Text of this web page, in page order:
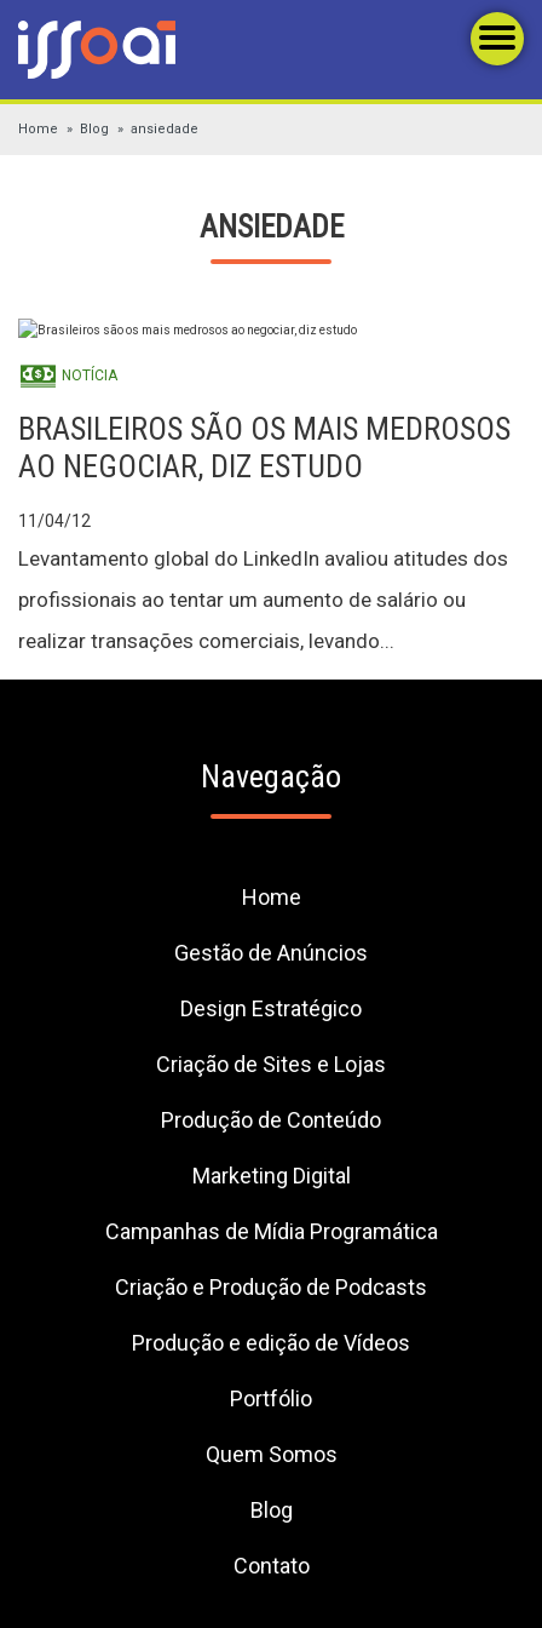
Home Blog ansiedade
ANSIEDADE
NOTÍCIA
BRASILEIROS SÃO OS MAIS MEDROSOS
AO NEGOCIAR, DIZ ESTUDO
11/04/12
Levantamento global do LinkedIn avaliou atitudes dos
profissionais ao tentar um aumento de salário ou
realizar transações comerciais, levando...
Navegação
Home
Gestão de Anúncios
Design Estratégico
Criação de Sites e Lojas
Produção de Conteúdo
Marketing Digital
Campanhas de Mídia Programática
Criação e Produção de Podcasts
Produção e edição de Vídeos
Portfólio
Quem Somos
Blog
Contato